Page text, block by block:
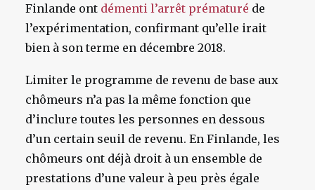
Finlande ont démenti l’arrêt prématuré de
l’expérimentation, confirmant qu’elle irait
bien à son terme en décembre 2018.
Limiter le programme de revenu de base aux
chômeurs n’a pas la même fonction que
d’inclure toutes les personnes en dessous
d’un certain seuil de revenu. En Finlande, les
chômeurs ont déjà droit à un ensemble de
prestations d’une valeur à peu près égale